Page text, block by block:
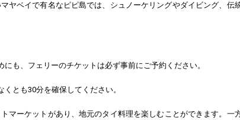
ベイで有名なピピ島では、シュノーケリングやダイビング、伝
も、フェリーのチケットは必ず事前にご予約ください。
とも30分を確保してください。
ーケットがあり、地元のタイ料理を楽しむことができます。一